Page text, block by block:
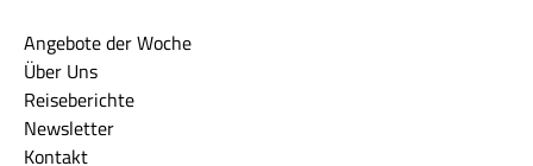
Angebote der Woche
Über Uns
Reiseberichte
Newsletter
Kontakt